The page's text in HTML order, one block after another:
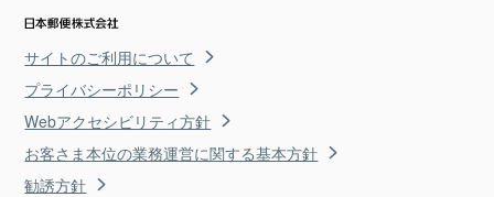
サイトのご利用について
プライバシーポリシー
Webアクセシビリティ方針
お客さま本位の業務運営に関する基本方針
勧誘方針